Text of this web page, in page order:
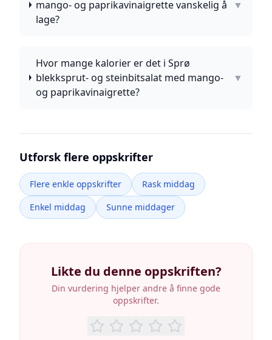
mango- og paprikavinaigrette vanskelig å
lage?
▼
Hvor mange kalorier er det i Sprø
blekksprut- og steinbitsalat med mango-
og paprikavinaigrette?
▼
Utforsk flere oppskrifter
Flere enkle oppskrifter
Rask middag
Enkel middag
Sunne middager
Likte du denne oppskriften?
Din vurdering hjelper andre å finne gode
oppskrifter.